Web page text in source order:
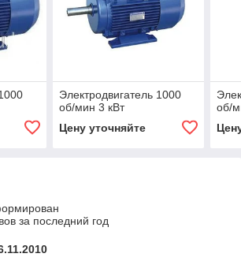
Электродвигатель 1000
об/мин 3 кВт
Цену уточняйте
об/
за последний год